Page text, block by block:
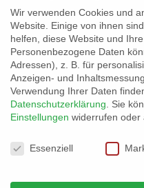
+4940 46 777 230
Wir verwenden Cookies und
Website. Einige von ihnen
helfen, diese Website und
Personenbezogene Daten
Adressen), z. B. für
Anzeigen- und Inhaltsmessung.
Verwendung Ihrer Daten
Datenschutzerklärung
Sie
Einstellungen widerrufen oder
Datenschutzeinstellungen
Essenziell